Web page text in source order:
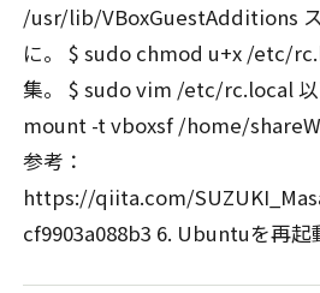
/usr/lib/VBoxGuestAdditions
に。 $ sudo chmod u+x /etc/
集。 $ sudo vim /etc/rc.local 以
mount -t vboxsf /home/
参考：
https://qiita.com/
cf9903a088b3 6. Ubuntuを再